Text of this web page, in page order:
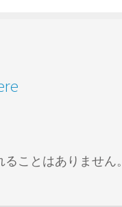
ことはありません。